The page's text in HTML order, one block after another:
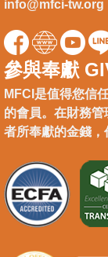
info@mfci-tw.org
參與奉獻
MFCI是值得您信
的會員。在財務
者所奉獻的金錢，